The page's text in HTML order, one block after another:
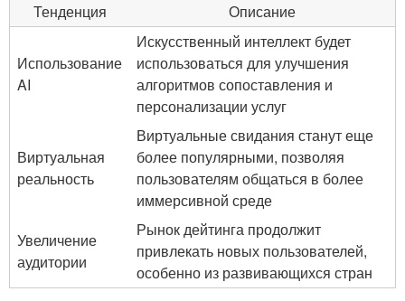
Тенденция
Описание
Использование
AI
Искусственный интеллект будет
использоваться для улучшения
алгоритмов сопоставления и
персонализации услуг
Виртуальная
реальность
Виртуальные свидания станут еще
более популярными, позволяя
пользователям общаться в более
иммерсивной среде
Увеличение
аудитории
Рынок дейтинга продолжит
привлекать новых пользователей,
особенно из развивающихся стран